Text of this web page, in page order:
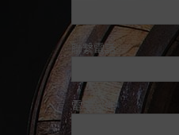
聯繫電話
電子郵件